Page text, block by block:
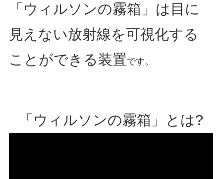
「ウィルソンの霧箱」は目に
見えない放射線を可視化する
ことができる装置です。
「ウィルソンの霧箱」とは?